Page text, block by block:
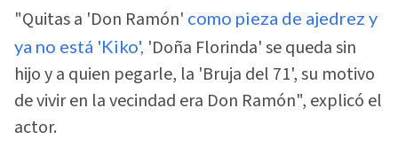
"Quitas a 'Don Ramón' como pieza de ajedrez y
ya no está 'Kiko', 'Doña Florinda' se queda sin
hijo y a quien pegarle, la 'Bruja del 71', su motivo
de vivir en la vecindad era Don Ramón", explicó el
actor.